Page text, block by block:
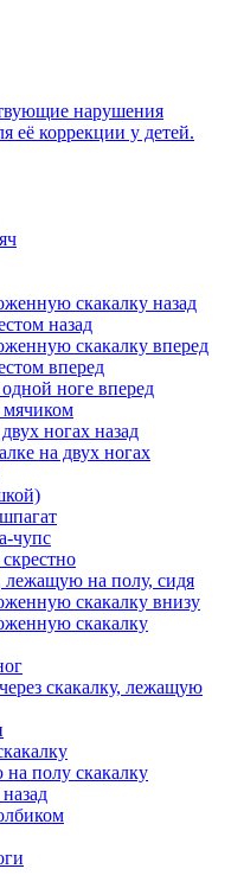
нарушения
её коррекции у детей.
скакалку назад
назад
скакалку вперед
вперед
ноге вперед
мячиком
ногах назад
на двух ногах
чупс
лежащую на полу, сидя
скакалку внизу
скакалку
скакалку, лежащую
полу скакалку